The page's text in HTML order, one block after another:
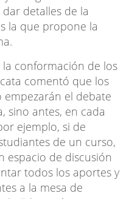
detalles de la
la que propone la
conformación de los
comentó que los
empezarán el debate
sino antes, en cada
ejemplo, si de
de un curso,
espacio de discusión
todos los aportes y
a la mesa de